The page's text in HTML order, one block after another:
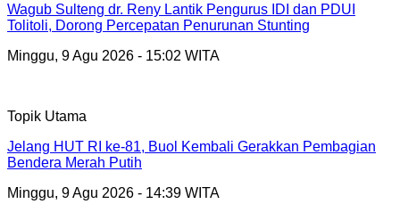
Wagub Sulteng dr. Reny Lantik Pengurus IDI dan PDUI
Tolitoli, Dorong Percepatan Penurunan Stunting
Minggu, 9 Agu 2026 - 15:02 WITA
Topik Utama
Jelang HUT RI ke-81, Buol Kembali Gerakkan Pembagian
Bendera Merah Putih
Minggu, 9 Agu 2026 - 14:39 WITA